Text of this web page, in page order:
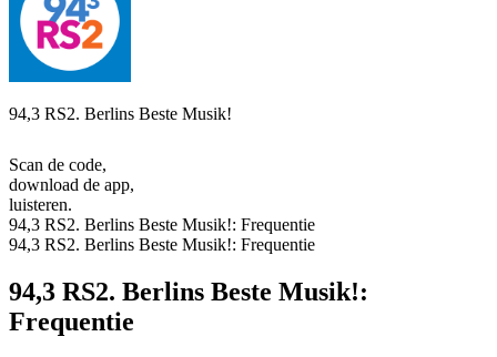
94,3 RS2. Berlins Beste Musik!
Scan de code,
download de app,
luisteren.
94,3 RS2. Berlins Beste Musik!: Frequentie
94,3 RS2. Berlins Beste Musik!: Frequentie
94,3 RS2. Berlins Beste Musik!:
Frequentie